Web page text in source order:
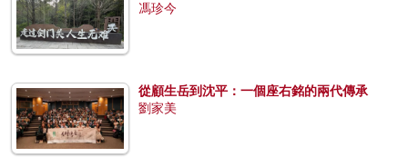
馮珍今
從顧生岳到沈平：一個座右銘的兩代傳承
劉家美